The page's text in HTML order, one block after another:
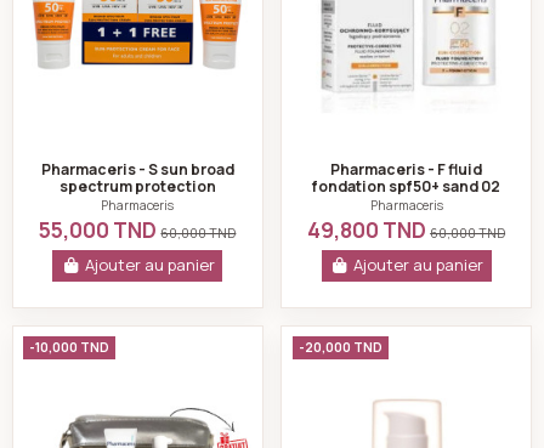
Pharmaceris - S sun broad
spectrum protection
cream spf50+ 50ml + 1
gratuit
Pharmaceris
55,000 TND60,000 TND
Ajouter au panier
Pharmaceris - F fluid
fondation spf50+ sand 02
Pharmaceris
49,800 TND60,000 TND
Ajouter au panier
Pharmaceris - Coffret A hialuro-sensilium + mousse
-10,000 TND -20,000 TND